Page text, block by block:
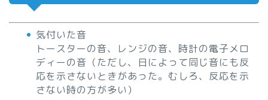
気付いた音
トースターの音、レンジの音、時計の電子メロ
ディーの音（ただし、日によって同じ音にも反
応を示さないときがあった。むしろ、反応を示
さない時の方が多い）